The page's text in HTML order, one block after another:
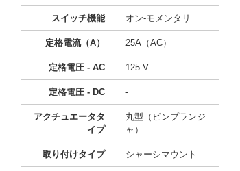
スイッチ機能 オン-モメンタリ
定格電流（A） 25A（AC）
定格電圧 - AC 125 V
定格電圧 - DC -
アクチュエータタ
イプ
丸型（ピンプランジ
ャ）
取り付けタイプ シャーシマウント